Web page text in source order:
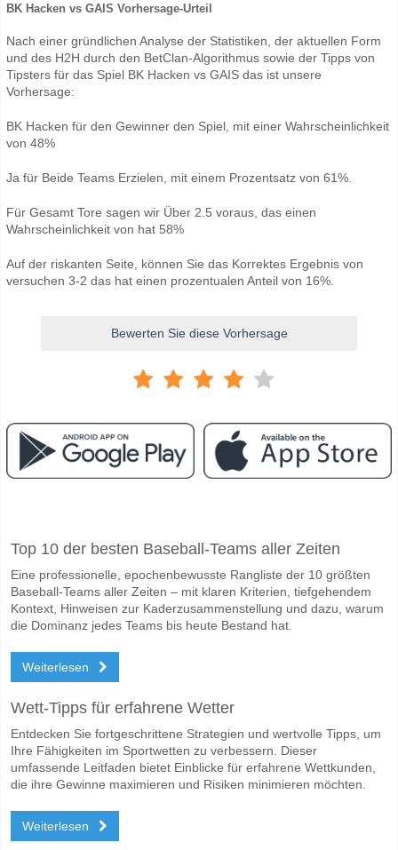
BK Hacken vs GAIS Vorhersage-Urteil
Nach einer gründlichen Analyse der Statistiken, der aktuellen Form
und des H2H durch den BetClan-Algorithmus sowie der Tipps von
Tipsters für das Spiel BK Hacken vs GAIS das ist unsere
Vorhersage:
BK Hacken für den Gewinner den Spiel, mit einer Wahrscheinlichkeit
von 48%
Ja für Beide Teams Erzielen, mit einem Prozentsatz von 61%.
Für Gesamt Tore sagen wir Über 2.5 voraus, das einen
Wahrscheinlichkeit von hat 58%
Auf der riskanten Seite, können Sie das Korrektes Ergebnis von
versuchen 3-2 das hat einen prozentualen Anteil von 16%.
Bewerten Sie diese Vorhersage
Das Spiel zwischen BK Hacken v GAIS 19 April 2026 15:30.
Wer ist das Lieblingsteam, zwischen dem zu
BK Hacken für den Gewinner den Spiel, mit einer Wahrscheinlichkeit
Ja für Beide Teams Erzielen, mit einem Prozentsatz von 61%.
Wofür ist die richtige Ergebnisprognose BK Hacken v
Auf der riskanten Seite, können Sie das Korrektes Ergebnis von
Top 10 der besten Baseball-Teams aller Zeiten
Eine professionelle, epochenbewusste Rangliste der 10 größten
Baseball-Teams aller Zeiten – mit klaren Kriterien, tiefgehendem
Kontext, Hinweisen zur Kaderzusammenstellung und dazu, warum
die Dominanz jedes Teams bis heute Bestand hat.
Weiterlesen
Wett-Tipps für erfahrene Wetter
Entdecken Sie fortgeschrittene Strategien und wertvolle Tipps, um
Ihre Fähigkeiten im Sportwetten zu verbessern. Dieser
umfassende Leitfaden bietet Einblicke für erfahrene Wettkunden,
die ihre Gewinne maximieren und Risiken minimieren möchten.
Weiterlesen